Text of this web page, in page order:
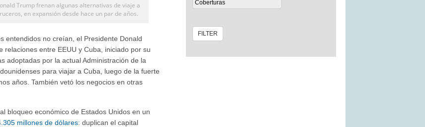
Trump frenan algunas alternativas de viaje a
en expansión desde hace un par de años.
entendidos no creían, el Presidente Donald
entre EEUU y Cuba, iniciado por su
adoptadas por la actual Administración de la
para viajar a Cuba, luego de la fuerte
años. También vetó los negocios en otras
bloqueo económico de Estados Unidos en un
millones de dólares: duplican el capital